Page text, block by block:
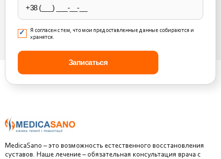
Я согласен с тем, что мои предоставленные данные собираются и
хранятся.
MedicaSano – это возможность естественного восстановления
суставов. Наше лечение – обязательная консультация врача с